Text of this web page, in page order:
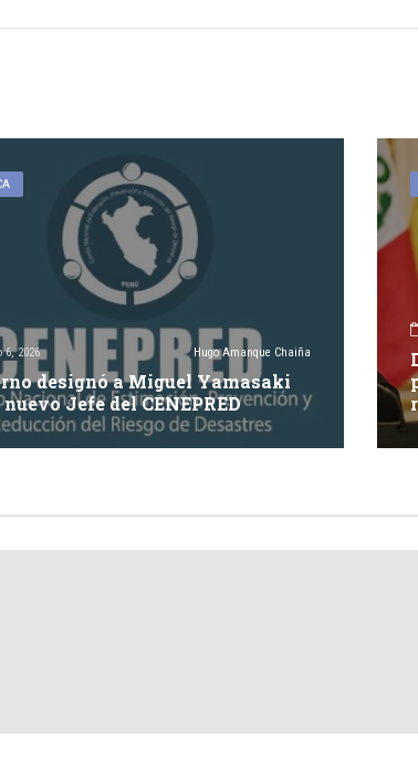
6, 2026 Hugo Amanque Chaiña
designó a Miguel Yamasaki
Jefe del CENEPRED